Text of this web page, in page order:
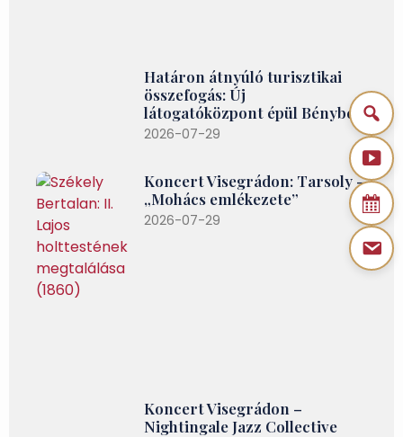
Határon átnyúló turisztikai
összefogás: Új
látogatóközpont épül Bényben
2026-07-29
Koncert Visegrádon: Tarsoly –
„Mohács emlékezete”
2026-07-29
Koncert Visegrádon –
Nightingale Jazz Collective